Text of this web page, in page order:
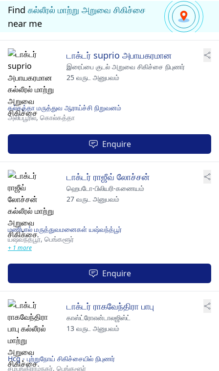
Find கல்லீரல் மாற்று அறுவை சிகிச்சை
near me
டாக்டர் suprio அபாயகரமான
இரைப்பை குடல் அறுவை சிகிச்சை நிபுணர்
25 வருட அனுபவம்
கல்கத்தா மருத்துவ ஆராய்ச்சி நிறுவனம்
அலிப்பூரில், கொல்கத்தா
Enquire
டாக்டர் ராஜீவ் லோச்சன்
ஹெபடோ-பிலியரி-கணையம்
27 வருட அனுபவம்
மணிபால் மருத்துவமனைகள் யஷ்வந்த்பூர்
யஷ்வந்த்பூர், பெங்களூர்
+ 1 more
Enquire
டாக்டர் ராகவேந்திரா பாபு
காஸ்ட்ரோஎன்டாலஜிஸ்ட்
13 வருட அனுபவம்
Hcg - புற்றுநோய் சிகிச்சையில் நிபுணர்
சம்பங்கிராம்நகர், பெங்களூர்